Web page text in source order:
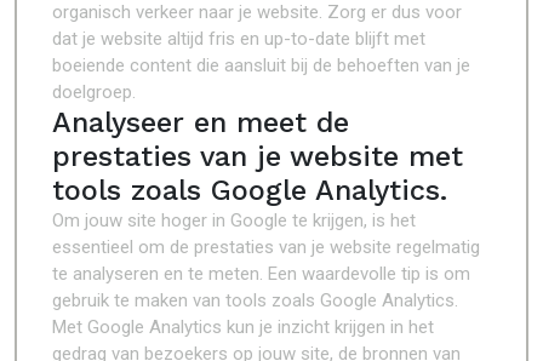
organisch verkeer naar je website. Zorg er dus voor
dat je website altijd fris en up-to-date blijft met
boeiende content die aansluit bij de behoeften van je
doelgroep.
Analyseer en meet de
prestaties van je website met
tools zoals Google Analytics.
Om jouw site hoger in Google te krijgen, is het
essentieel om de prestaties van je website regelmatig
te analyseren en te meten. Een waardevolle tip is om
gebruik te maken van tools zoals Google Analytics.
Met Google Analytics kun je inzicht krijgen in het
gedrag van bezoekers op jouw site, de bronnen van